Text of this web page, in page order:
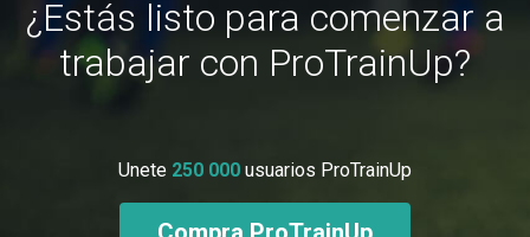
¿Estás listo para comenzar a
trabajar con ProTrainUp?
Unete 250 000 usuarios ProTrainUp